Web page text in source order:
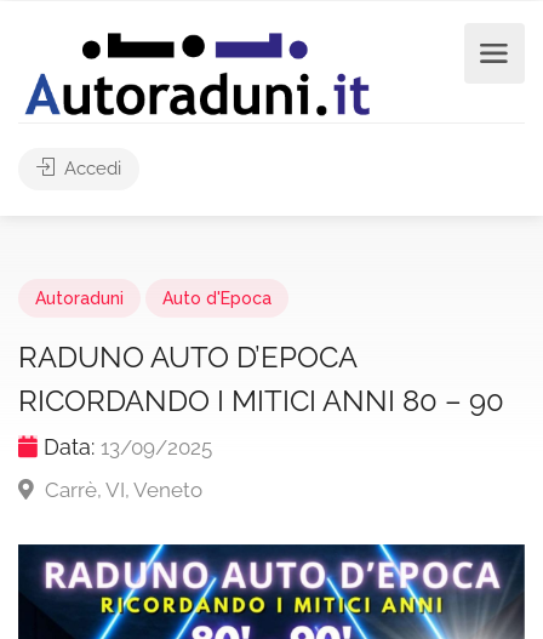
Accedi
Autoraduni Auto d'Epoca
RADUNO AUTO D’EPOCA
RICORDANDO I MITICI ANNI 80 – 90
Data: 13/09/2025
Carrè, VI, Veneto